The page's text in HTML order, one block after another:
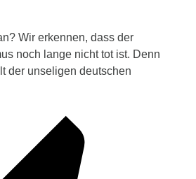
Wir erkennen, dass der
noch lange nicht tot ist. Denn
der unseligen deutschen